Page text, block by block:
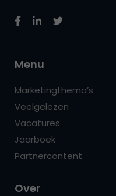
Menu
Marketingthema’s
Veelgelezen
Vacatures
Jaarboek
Partnercontent
Over